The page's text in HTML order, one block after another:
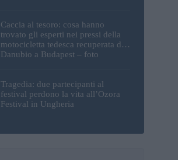
Caccia al tesoro: cosa hanno
trovato gli esperti nei pressi della
motocicletta tedesca recuperata dal
Danubio a Budapest – foto
Tragedia: due partecipanti al
festival perdono la vita all’Ozora
Festival in Ungheria